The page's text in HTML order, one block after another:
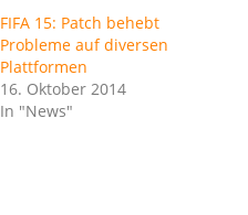
FIFA 15: Patch behebt
Probleme auf diversen
Plattformen
16. Oktober 2014
In "News"